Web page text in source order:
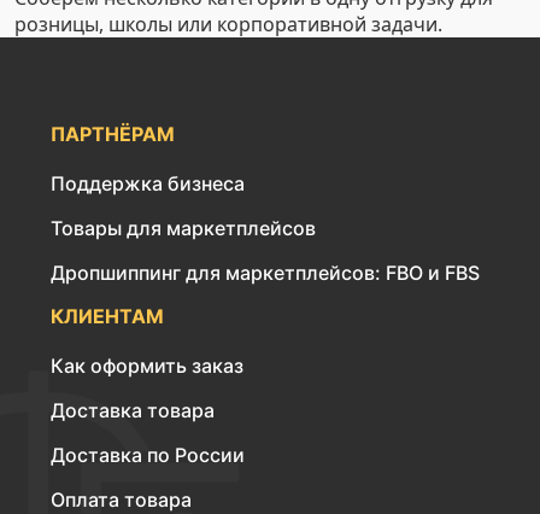
розницы, школы или корпоративной задачи.
ПАРТНЁРАМ
Поддержка бизнеса
Товары для маркетплейсов
Дропшиппинг для маркетплейсов: FBO и FBS
КЛИЕНТАМ
Как оформить заказ
Доставка товара
Доставка по России
Оплата товара